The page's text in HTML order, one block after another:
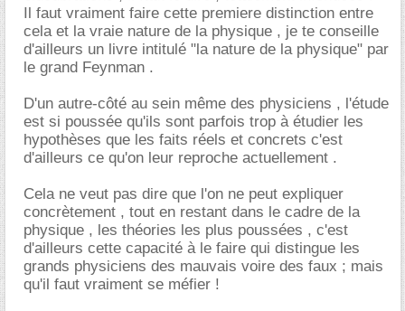
Il faut vraiment faire cette premiere distinction entre
cela et la vraie nature de la physique , je te conseille
d'ailleurs un livre intitulé "la nature de la physique" par
le grand Feynman .
D'un autre-côté au sein même des physiciens , l'étude
est si poussée qu'ils sont parfois trop à étudier les
hypothèses que les faits réels et concrets c'est
d'ailleurs ce qu'on leur reproche actuellement .
Cela ne veut pas dire que l'on ne peut expliquer
concrètement , tout en restant dans le cadre de la
physique , les théories les plus poussées , c'est
d'ailleurs cette capacité à le faire qui distingue les
grands physiciens des mauvais voire des faux ; mais
qu'il faut vraiment se méfier !